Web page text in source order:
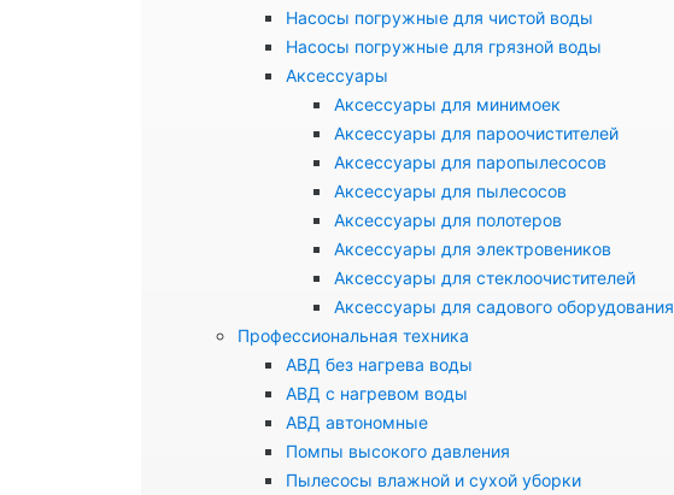
Насосы погружные для чистой воды
Насосы погружные для грязной воды
Аксессуары
Аксессуары для минимоек
Аксессуары для пароочистителей
Аксессуары для паропылесосов
Аксессуары для пылесосов
Аксессуары для полотеров
Аксессуары для электровеников
Аксессуары для стеклоочистителей
Аксессуары для садового оборудования
Профессиональная техника
АВД без нагрева воды
АВД с нагревом воды
АВД автономные
Помпы высокого давления
Пылесосы влажной и сухой уборки